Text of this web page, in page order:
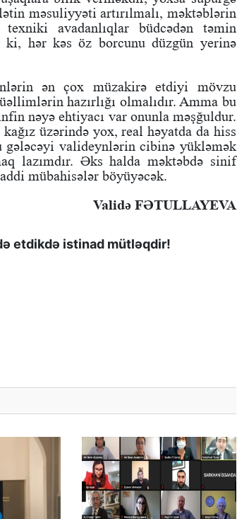
məsuliyyəti artırılmalı, məktəblərin
avadanlıqlar büdcədən təmin
ki, hər kəs öz borcunu düzgün yerinə
ən çox müzakirə etdiyi mövzu
hazırlığı olmalıdır. Amma bu
nəyə ehtiyacı var onunla məşğuldur.
üzərində yox, real həyatda da hiss
gələcəyi valideynlərin cibinə yükləmək
lazımdır. Əks halda məktəbdə sinif
mübahisələr böyüyəcək.
Validə FƏTULLAYEVA
etdikdə istinad mütləqdir!